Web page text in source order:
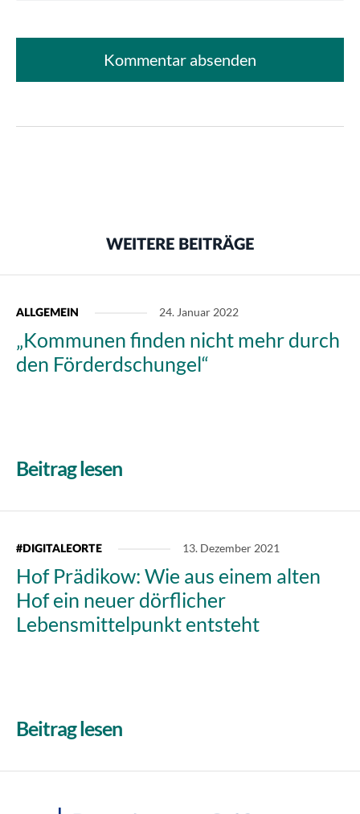
WEITERE BEITRÄGE
ALLGEMEIN 24. Januar 2022
„Kommunen finden nicht mehr durch
den Förderdschungel“
Beitrag lesen
#DIGITALEORTE 13. Dezember 2021
Hof Prädikow: Wie aus einem alten
Hof ein neuer dörflicher
Lebensmittelpunkt entsteht
Beitrag lesen